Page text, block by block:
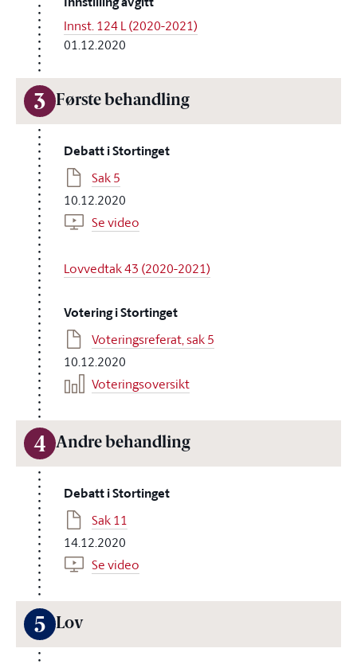
Innst. 124 L (2020-2021)
01.12.2020
3 Første behandling
Debatt i Stortinget
Sak 5
10.12.2020
Se video
Lovvedtak 43 (2020-2021)
Votering i Stortinget
Voteringsreferat, sak 5
10.12.2020
Voteringsoversikt
4 Andre behandling
Debatt i Stortinget
Sak 11
14.12.2020
Se video
5 Lov